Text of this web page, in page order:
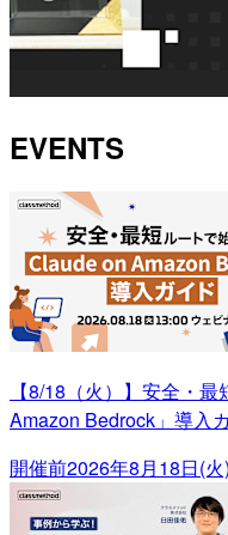
EVENTS
【8/18（火）】安全・
Amazon Bedrock」導入
開催前2026年8月18日(